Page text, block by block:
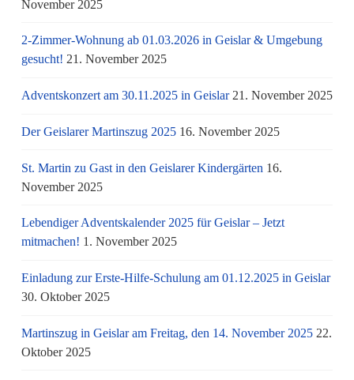
November 2025
2-Zimmer-Wohnung ab 01.03.2026 in Geislar & Umgebung
gesucht! 21. November 2025
Adventskonzert am 30.11.2025 in Geislar 21. November 2025
Der Geislarer Martinszug 2025 16. November 2025
St. Martin zu Gast in den Geislarer Kindergärten 16.
November 2025
Lebendiger Adventskalender 2025 für Geislar – Jetzt
mitmachen! 1. November 2025
Einladung zur Erste-Hilfe-Schulung am 01.12.2025 in Geislar
30. Oktober 2025
Martinszug in Geislar am Freitag, den 14. November 2025 22.
Oktober 2025